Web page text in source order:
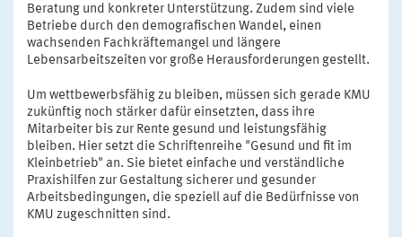
Beratung und konkreter Unterstützung. Zudem sind viele
Betriebe durch den demografischen Wandel, einen
wachsenden Fachkräftemangel und längere
Lebensarbeitszeiten vor große Herausforderungen gestellt.
Um wettbewerbsfähig zu bleiben, müssen sich gerade KMU
zukünftig noch stärker dafür einsetzten, dass ihre
Mitarbeiter bis zur Rente gesund und leistungsfähig
bleiben. Hier setzt die Schriftenreihe "Gesund und fit im
Kleinbetrieb" an. Sie bietet einfache und verständliche
Praxishilfen zur Gestaltung sicherer und gesunder
Arbeitsbedingungen, die speziell auf die Bedürfnisse von
KMU zugeschnitten sind.